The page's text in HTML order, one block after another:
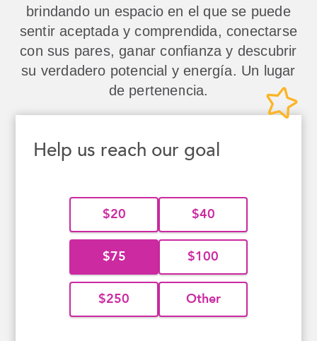
brindando un espacio en el que se puede
sentir aceptada y comprendida, conectarse
con sus pares, ganar confianza y descubrir
su verdadero potencial y energía. Un lugar
de pertenencia.